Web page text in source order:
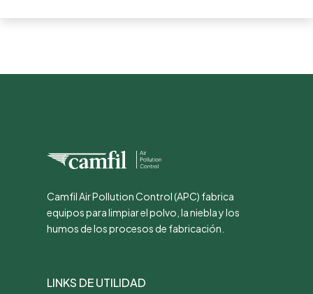
Camfil Air Pollution Control (APC) fabrica
equipos para limpiar el polvo, la niebla y los
humos de los procesos de fabricación.
LINKS DE UTILIDAD